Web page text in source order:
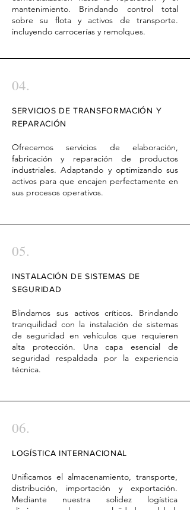
mantenimiento. Brindando control total
sobre su flota y activos de transporte.
incluyendo carrocerías y remolques.
04.
SERVICIOS DE TRANSFORMACIÓN Y
REPARACIÓN
Ofrecemos servicios de elaboración,
fabricación y reparación de productos
industriales. Adaptando y optimizando sus
activos para que encajen perfectamente en
sus procesos operativos.
05.
INSTALACIÓN DE SISTEMAS DE
SEGURIDAD
Blindamos sus activos críticos. Brindando
tranquilidad con la instalación de sistemas
de seguridad en vehículos que requieren
alta protección. Una capa esencial de
seguridad respaldada por la experiencia
técnica.
06.
LOGÍSTICA INTERNACIONAL
Unificamos el almacenamiento, transporte,
distribución, importación y exportación.
Mediante nuestra solidez logística